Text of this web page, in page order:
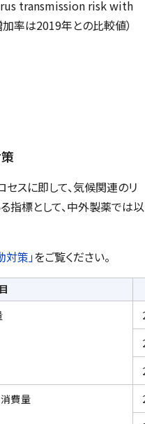
transmission risk with
率は2019年との比較値）
スに即して、気候関連のリ
指標として、中外製薬では以
対策」をご覧ください。
費量